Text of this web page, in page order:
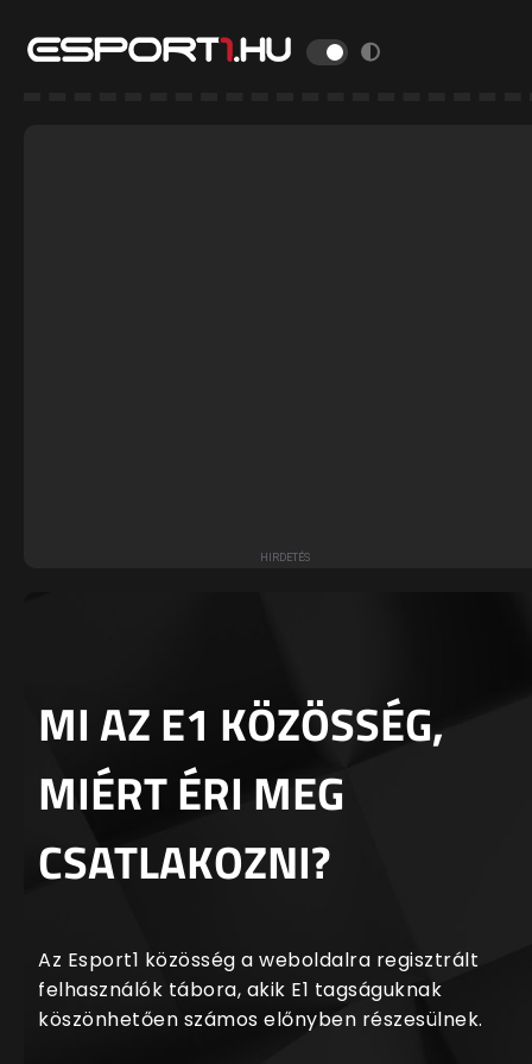
MI AZ E1 KÖZÖSSÉG,
MIÉRT ÉRI MEG
CSATLAKOZNI?
Az Esport1 közösség a weboldalra regisztrált
felhasználók tábora, akik E1 tagságuknak
köszönhetően számos előnyben részesülnek.